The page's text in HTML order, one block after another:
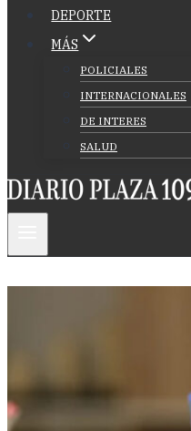
DEPORTE
MÁS
POLICIALES
INTERNACIONALES
DE INTERES
SALUD